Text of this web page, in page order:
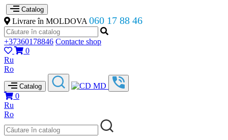
Catalog
Livrare în MOLDOVA 060 17 88 46
+37360178846 Contacte shop
0
Ru
Ro
Catalog
0
Ru
Ro